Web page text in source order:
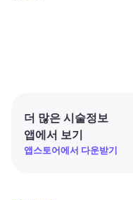
더 많은 시술정보
앱에서 보기
앱스토어에서 다운받기